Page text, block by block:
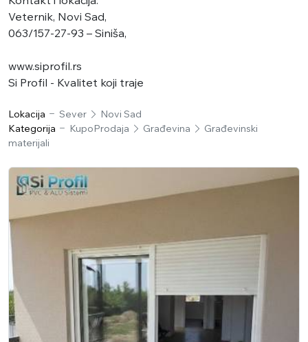
Veternik, Novi Sad,
063/157-27-93 – Siniša,
www.siprofil.rs
​Si Profil - Kvalitet koji traje
Lokacija Sever
Novi Sad
Kategorija
KupoProdaja Građevina
Građevinski
materijali